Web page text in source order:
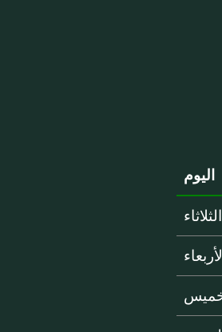
اليوم
الثلاثاء